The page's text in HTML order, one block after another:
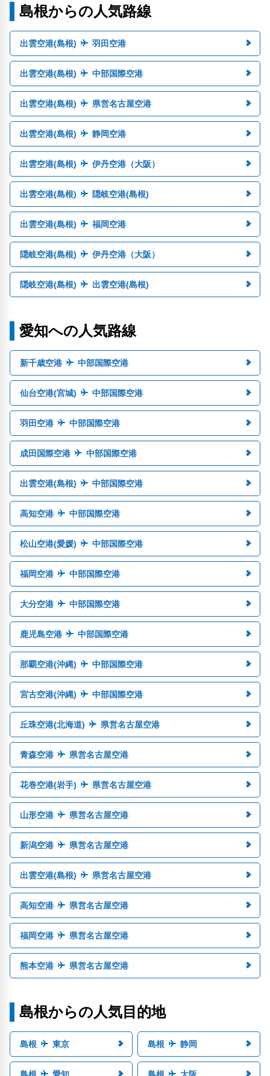
島根からの人気路線
出雲空港(島根) 羽田空港
出雲空港(島根) 中部国際空港
出雲空港(島根) 県営名古屋空港
出雲空港(島根) 静岡空港
出雲空港(島根) 伊丹空港（大阪）
出雲空港(島根) 隠岐空港(島根)
出雲空港(島根) 福岡空港
隠岐空港(島根) 伊丹空港（大阪）
隠岐空港(島根) 出雲空港(島根)
愛知への人気路線
新千歳空港 中部国際空港
仙台空港(宮城) 中部国際空港
羽田空港 中部国際空港
成田国際空港 中部国際空港
出雲空港(島根) 中部国際空港
高知空港 中部国際空港
松山空港(愛媛) 中部国際空港
福岡空港 中部国際空港
大分空港 中部国際空港
鹿児島空港 中部国際空港
那覇空港(沖縄) 中部国際空港
宮古空港(沖縄) 中部国際空港
丘珠空港(北海道) 県営名古屋空港
青森空港 県営名古屋空港
花巻空港(岩手) 県営名古屋空港
山形空港 県営名古屋空港
新潟空港 県営名古屋空港
出雲空港(島根) 県営名古屋空港
高知空港 県営名古屋空港
福岡空港 県営名古屋空港
熊本空港 県営名古屋空港
島根からの人気目的地
島根 東京 島根 静岡
島根 愛知 島根 大阪